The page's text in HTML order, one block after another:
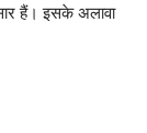
हैं। इसके अलावा